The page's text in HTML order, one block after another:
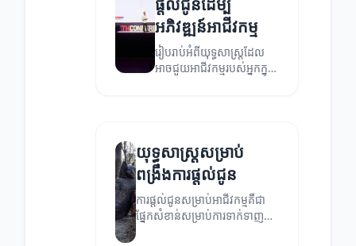
ផ្តល់ជូនដើម្បី
អភិវឌ្ឍន៍អាជីវកម្ម
រៀបរាប់អំពីយុទ្ធសាស្ត្រដែល
អាចជួយអាជីវកម្មរបស់អ្នកក្នុង
យុទ្ធសាស្ត្រសម្រាប់
ពង្រឹងការផ្តល់ជូន
ការផ្តល់ជូនសម្រាប់អាជីវកម្មគឺជា
ផ្នែកសំខាន់សម្រាប់ការទាក់ទាញ
អតិថិជន។ នេះគឺជាយុទ្ធសាស្ត្រដ៏